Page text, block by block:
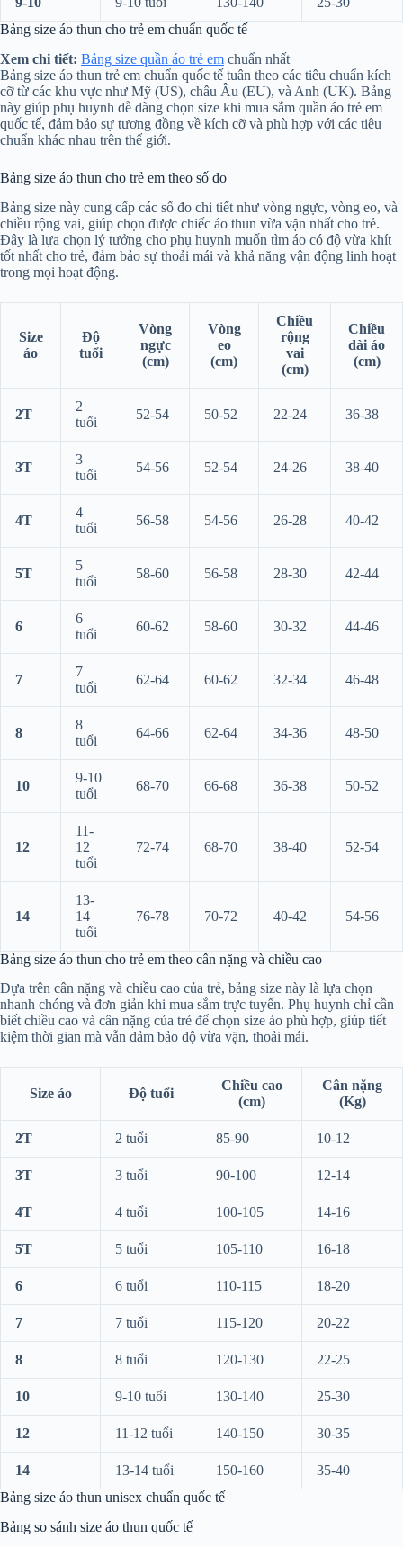
Bảng size áo thun cho trẻ em chuẩn quốc tế
Xem chi tiết: Bảng size quần áo trẻ em chuẩn nhất
Bảng size áo thun trẻ em chuẩn quốc tế tuân theo các tiêu chuẩn kích
cỡ từ các khu vực như Mỹ (US), châu Âu (EU), và Anh (UK). Bảng
này giúp phụ huynh dễ dàng chọn size khi mua sắm quần áo trẻ em
quốc tế, đảm bảo sự tương đồng về kích cỡ và phù hợp với các tiêu
chuẩn khác nhau trên thế giới.
Bảng size áo thun cho trẻ em theo số đo
Bảng size này cung cấp các số đo chi tiết như vòng ngực, vòng eo, và
chiều rộng vai, giúp chọn được chiếc áo thun vừa vặn nhất cho trẻ.
Đây là lựa chọn lý tưởng cho phụ huynh muốn tìm áo có độ vừa khít
tốt nhất cho trẻ, đảm bảo sự thoải mái và khả năng vận động linh hoạt
trong mọi hoạt động.
Size
áo
Độ
tuổi
Vòng
ngực
(cm)
Vòng
eo
(cm)
Chiều
rộng
vai
(cm)
Chiều
dài áo
(cm)
2T
2
tuổi
52-54 50-52 22-24 36-38
3T
3
tuổi
54-56 52-54 24-26 38-40
4T
4
tuổi
56-58 54-56 26-28 40-42
5T
5
tuổi
58-60 56-58 28-30 42-44
6
6
tuổi
60-62 58-60 30-32 44-46
7
7
tuổi
62-64 60-62 32-34 46-48
8
8
tuổi
64-66 62-64 34-36 48-50
10
9-10
tuổi
68-70 66-68 36-38 50-52
12
11-
12
tuổi
72-74 68-70 38-40 52-54
14
13-
14
tuổi
76-78 70-72 40-42 54-56
Bảng size áo thun cho trẻ em theo cân nặng và chiều cao
Dựa trên cân nặng và chiều cao của trẻ, bảng size này là lựa chọn
nhanh chóng và đơn giản khi mua sắm trực tuyến. Phụ huynh chỉ cần
biết chiều cao và cân nặng của trẻ để chọn size áo phù hợp, giúp tiết
kiệm thời gian mà vẫn đảm bảo độ vừa vặn, thoải mái.
Size áo Độ tuổi
Chiều cao
(cm)
Cân nặng
(Kg)
2T 2 tuổi 85-90 10-12
3T 3 tuổi 90-100 12-14
4T 4 tuổi 100-105 14-16
5T 5 tuổi 105-110 16-18
6 6 tuổi 110-115 18-20
7 7 tuổi 115-120 20-22
8 8 tuổi 120-130 22-25
10 9-10 tuổi 130-140 25-30
12 11-12 tuổi 140-150 30-35
14 13-14 tuổi 150-160
35-40
Bảng size áo thun unisex chuẩn quốc tế
Bảng so sánh size áo thun quốc tế